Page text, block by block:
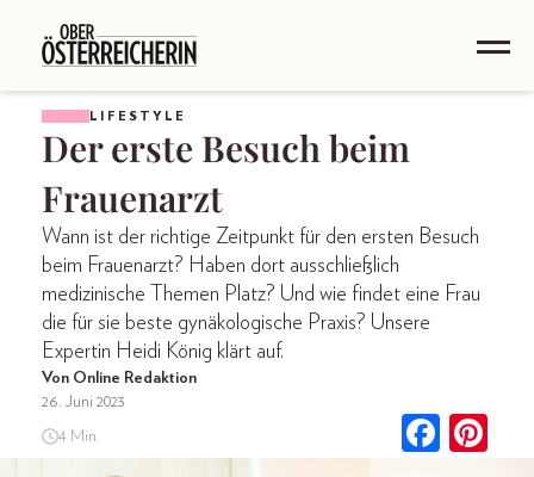
LIFESTYLE
Der erste Besuch beim
Frauenarzt
Wann ist der richtige Zeitpunkt für den ersten Besuch
beim Frauenarzt? Haben dort ausschließlich
medizinische Themen Platz? Und wie findet eine Frau
die für sie beste gynäkologische Praxis? Unsere
Expertin Heidi König klärt auf.
Von Online Redaktion
26. Juni 2023
4 Min.